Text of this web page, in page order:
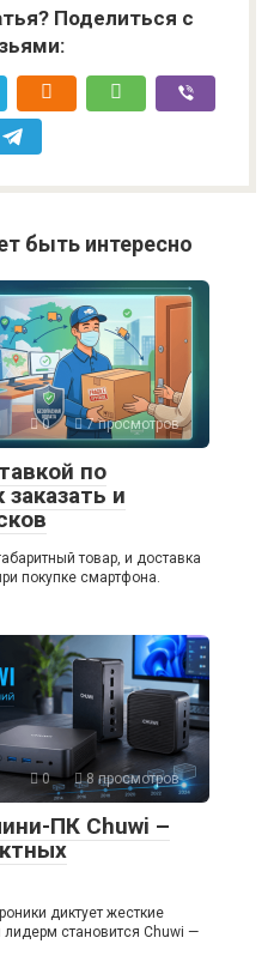
Поделиться с
быть интересно
0 7 просмотров
по
и
товар, и доставка
покупке смартфона.
0 8 просмотров
ПК Chuwi –
диктует жесткие
становится Chuwi —